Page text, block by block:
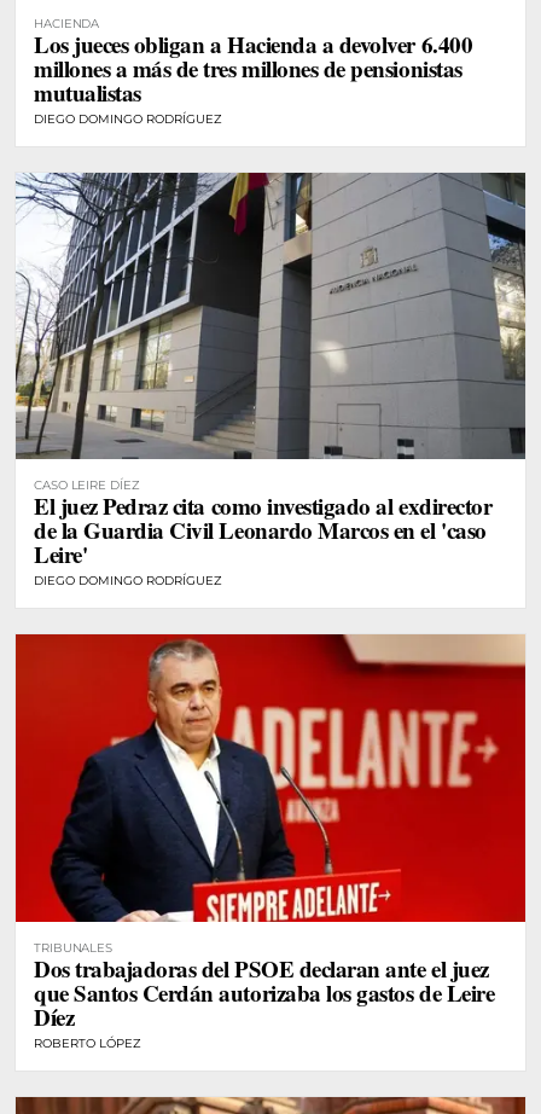
HACIENDA
Los jueces obligan a Hacienda a devolver 6.400
millones a más de tres millones de pensionistas
mutualistas
DIEGO DOMINGO RODRÍGUEZ
CASO LEIRE DÍEZ
El juez Pedraz cita como investigado al exdirector
de la Guardia Civil Leonardo Marcos en el 'caso
Leire'
DIEGO DOMINGO RODRÍGUEZ
TRIBUNALES
Dos trabajadoras del PSOE declaran ante el juez
que Santos Cerdán autorizaba los gastos de Leire
Díez
ROBERTO LÓPEZ